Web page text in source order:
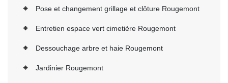
Pose et changement grillage et clôture Rougemont
Entretien espace vert cimetière Rougemont
Dessouchage arbre et haie Rougemont
Jardinier Rougemont